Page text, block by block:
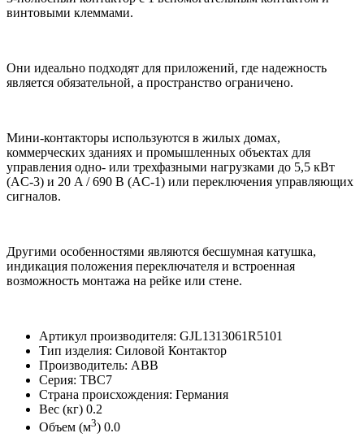
винтовыми клеммами.
Они идеально подходят для приложений, где надежность
является обязательной, а пространство ограничено.
Мини-контакторы используются в жилых домах,
коммерческих зданиях и промышленных объектах для
управления одно- или трехфазными нагрузками до 5,5 кВт
(AC-3) и 20 A / 690 В (AC-1) или переключения управляющих
сигналов.
Другими особенностями являются бесшумная катушка,
индикация положения переключателя и встроенная
возможность монтажа на рейке или стене.
Артикул производителя: GJL1313061R5101
Тип изделия: Силовой Контактор
Производитель: ABB
Серия: TBC7
Страна происхождения: Германия
Вес (кг) 0.2
Объем (м3) 0.0